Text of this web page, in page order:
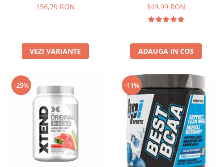
156,79 RON
VEZI VARIANTE
349,99 RON
ADAUGA IN COS
-25% -11%